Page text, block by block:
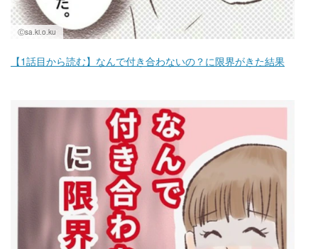
Ⓒsa.ki.o.ku
【1話目から読む】なんで付き合わないの？に限界がきた結果